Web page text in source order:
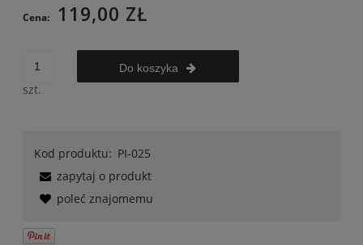
Cena: 119,00 ZŁ
szt.
Do koszyka
Kod produktu: PI-025
zapytaj o produkt
poleć znajomemu